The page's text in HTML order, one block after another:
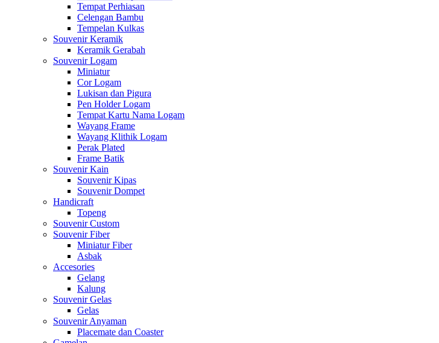
Tempat Perhiasan
Celengan Bambu
Tempelan Kulkas
Souvenir Keramik
Keramik Gerabah
Souvenir Logam
Miniatur
Cor Logam
Lukisan dan Pigura
Pen Holder Logam
Tempat Kartu Nama Logam
Wayang Frame
Wayang Klithik Logam
Perak Plated
Frame Batik
Souvenir Kain
Souvenir Kipas
Souvenir Dompet
Handicraft
Topeng
Souvenir Custom
Souvenir Fiber
Miniatur Fiber
Asbak
Accesories
Gelang
Kalung
Souvenir Gelas
Gelas
Souvenir Anyaman
Placemate dan Coaster